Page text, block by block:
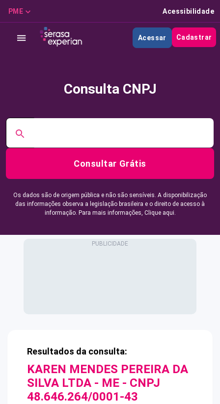
PME Acessibilidade
Acessar Cadastrar
Consulta CNPJ
Consultar Grátis
Os dados são de origem pública e não são sensíveis. A disponibilização
das informações observa a legislação brasileira e o direito de acesso à
informação. Para mais informações, Clique aqui.
Resultados da consulta:
KAREN MENDES PEREIRA DA
SILVA LTDA - ME - CNPJ
48.646.264/0001-43